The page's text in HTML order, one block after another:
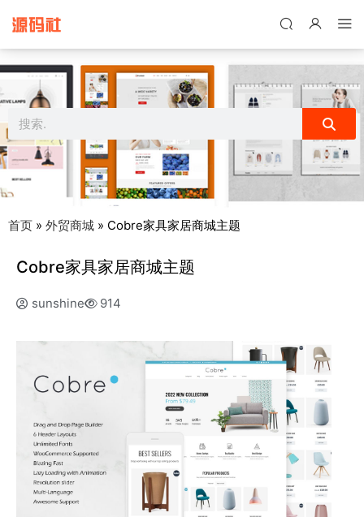
首页 » 外贸商城 » Cobre家具家居商城主题
Cobre家具家居商城主题
sunshine 914